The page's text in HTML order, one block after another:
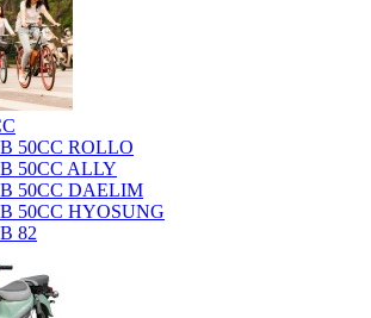
50CC ROLLO
50CC ALLY
50CC DAELIM
50CC HYOSUNG
82